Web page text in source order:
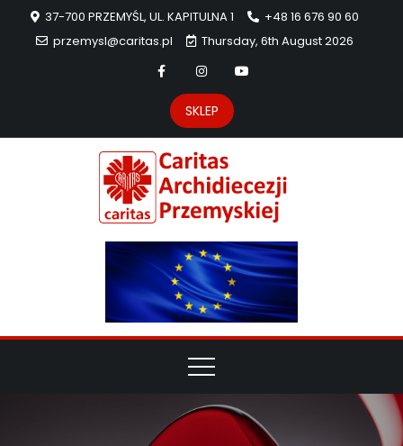
37-700 PRZEMYŚL, UL. KAPITULNA 1
+48 16 676 90 60
przemysl@caritas.pl
Thursday, 6th August 2026
SKLEP